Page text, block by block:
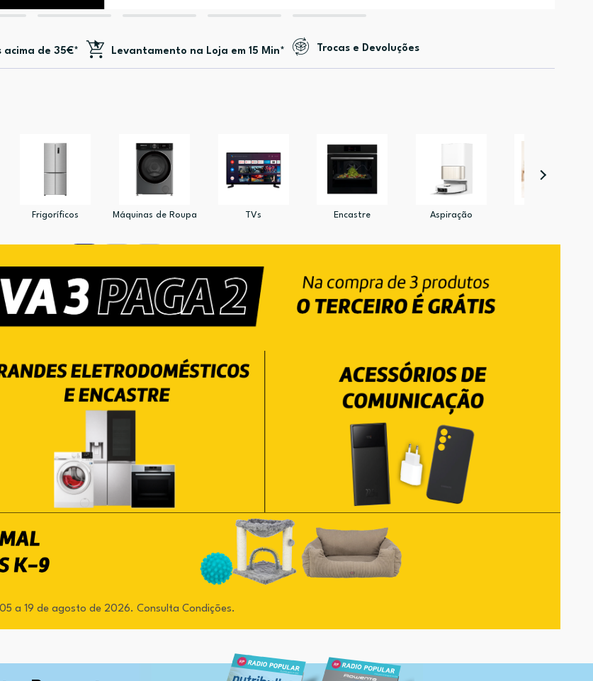
acima de 35€* Levantamento na Loja em 15 Min* Trocas e Devoluções
Frigoríficos Máquinas de Roupa TVs Encastre Aspiração
05 a 19 de agosto de 2026. Consulta Condições.